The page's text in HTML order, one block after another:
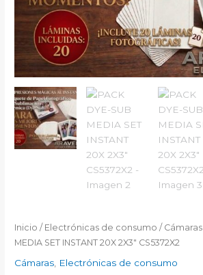
Inicio / Electrónicas de consumo / Cámaras
MEDIA SET INSTANT 20X 2X3″ CS5372X2
Cámaras Electrónicas de consumo